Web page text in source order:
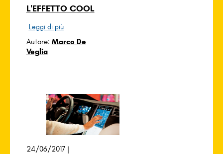
L'EFFETTO COOL
Leggi di più
Autore: Marco De
Veglia
24/06/2017 |